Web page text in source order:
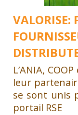
VALORISE:
L’ANIA,
leur
se sont unis
portail RSE